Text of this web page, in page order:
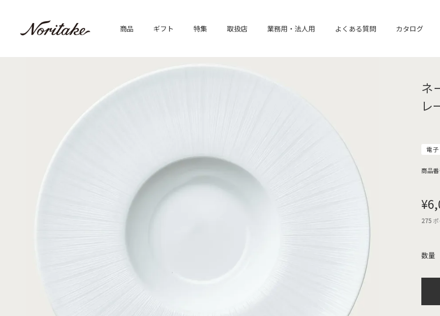
商品 ギフト 特集 取扱店 業務用・法人用 よくある質問 カタログ
ネ
レ
電
商品
¥
275